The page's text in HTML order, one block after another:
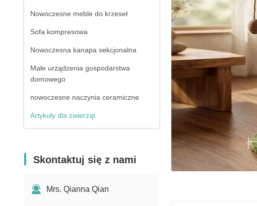
Nowoczesne meble do krzeseł
Sofa kompresowa
Nowoczesna kanapa sekcjonalna
Małe urządzenia gospodarstwa
domowego
nowoczesne naczynia ceramiczne
Artykuły dla zwierząt
Skontaktuj się z nami
Mrs. Qianna Qian